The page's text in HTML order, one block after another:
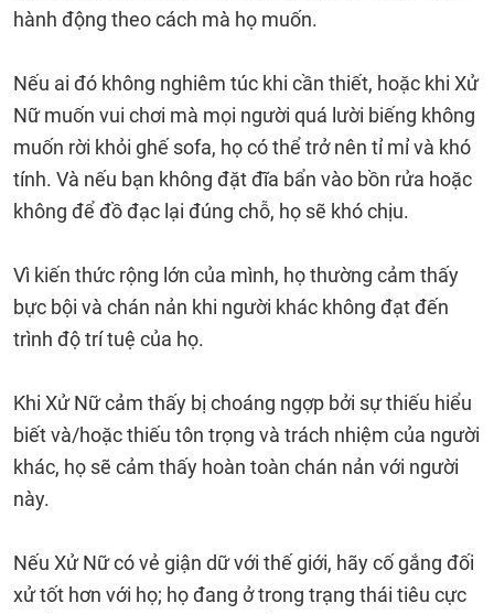
hành động theo cách mà họ muốn.
Nếu ai đó không nghiêm túc khi cần thiết, hoặc khi Xử
Nữ muốn vui chơi mà mọi người quá lười biếng không
muốn rời khỏi ghế sofa, họ có thể trở nên tỉ mỉ và khó
tính. Và nếu bạn không đặt đĩa bẩn vào bồn rửa hoặc
không để đồ đạc lại đúng chỗ, họ sẽ khó chịu.
Vì kiến ​​thức rộng lớn của mình, họ thường cảm thấy
bực bội và chán nản khi người khác không đạt đến
trình độ trí tuệ của họ.
Khi Xử Nữ cảm thấy bị choáng ngợp bởi sự thiếu hiểu
biết và/hoặc thiếu tôn trọng và trách nhiệm của người
khác, họ sẽ cảm thấy hoàn toàn chán nản với người
này.
Nếu Xử Nữ có vẻ giận dữ với thế giới, hãy cố gắng đối
xử tốt hơn với họ; họ đang ở trong trạng thái tiêu cực